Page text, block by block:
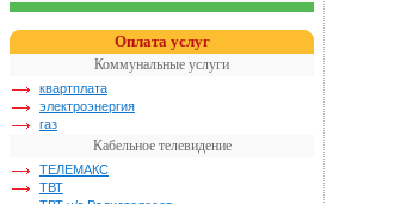
Оплата услуг
Коммунальные услуги
квартплата
электроэнергия
газ
Кабельное телевидение
ТЕЛЕМАКС
ТВТ